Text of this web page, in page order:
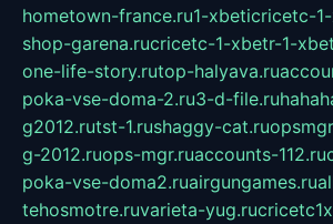
hometown-france.ru1-xbeticricetc-
shop-garena.rucricetc-1-xbetr-1-
one-life-story.rutop-halyava.ru
poka-vse-doma-2.ru3-d-file.ru
g2012.rutst-1.rushaggy-cat.ru
g-2012.ruops-mgr.ruaccounts-112.ru
poka-vse-doma2.ruairgungames.ru
tehosmotre.ruvarieta-yug.ru